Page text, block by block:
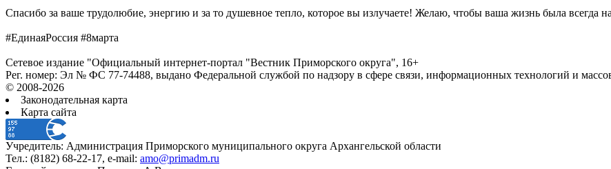
Спасибо за ваше трудолюбие, энергию и за то душевное тепло, которое вы излучаете! Желаю, чтобы ваша жизнь была всегда
#ЕдинаяРоссия #8марта
Сетевое издание "Официальный интернет-портал "Вестник Приморского округа", 16+
Рег. номер: Эл № ФС 77-74488, выдано Федеральной службой по надзору в сфере связи, информационных технологий и
© 2008-2026
Законодательная карта
Карта сайта
Учредитель: Администрация Приморского муниципального округа Архангельской области
Тел.: (8182) 68-22-17, e-mail: amo@primadm.ru